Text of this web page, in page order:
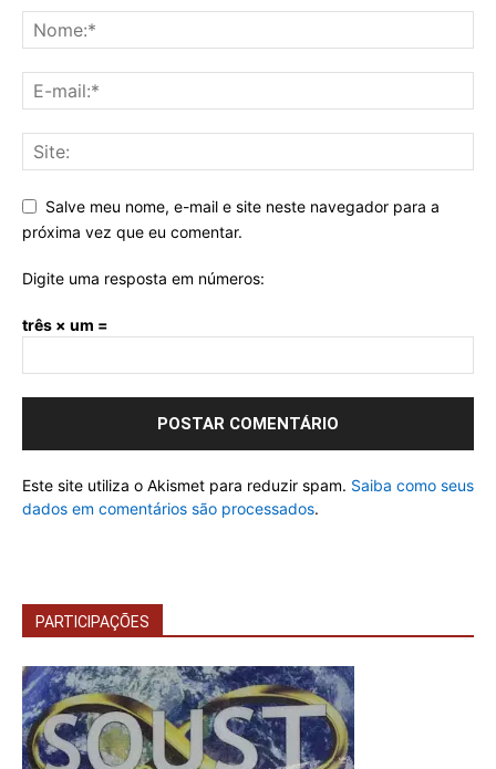
Salve meu nome, e-mail e site neste navegador para a
próxima vez que eu comentar.
Digite uma resposta em números:
três × um =
Este site utiliza o Akismet para reduzir spam. Saiba como seus
dados em comentários são processados.
PARTICIPAÇÕES